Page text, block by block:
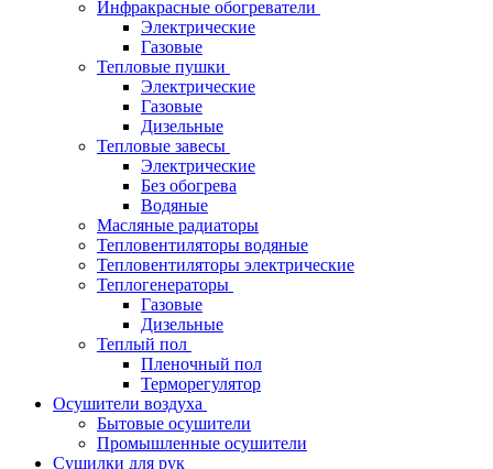
Инфракрасные обогреватели
Электрические
Газовые
Тепловые пушки
Электрические
Газовые
Дизельные
Тепловые завесы
Электрические
Без обогрева
Водяные
Масляные радиаторы
Тепловентиляторы водяные
Тепловентиляторы электрические
Теплогенераторы
Газовые
Дизельные
Теплый пол
Пленочный пол
Терморегулятор
Осушители воздуха
Бытовые осушители
Промышленные осушители
Сушилки для рук